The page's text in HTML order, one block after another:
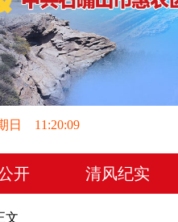
日 11:20:10
开 清风纪实
文